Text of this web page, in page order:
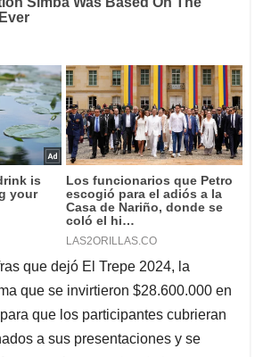
que dejó El Trepe 2024, la
que se invirtieron $28.600.000 en
que los participantes cubrieran
a sus presentaciones y se